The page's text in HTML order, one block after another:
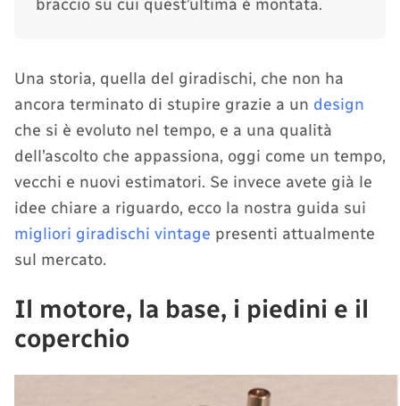
braccio su cui quest’ultima è montata.
Una storia, quella del giradischi, che non ha
ancora terminato di stupire grazie a un design
che si è evoluto nel tempo, e a una qualità
dell’ascolto che appassiona, oggi come un tempo,
vecchi e nuovi estimatori. Se invece avete già le
idee chiare a riguardo, ecco la nostra guida sui
migliori giradischi vintage presenti attualmente
sul mercato.
Il motore, la base, i piedini e il
coperchio